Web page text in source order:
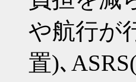
や航行が
置)､